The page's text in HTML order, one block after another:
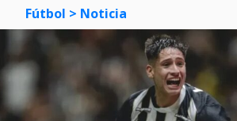
Fútbol > Noticia